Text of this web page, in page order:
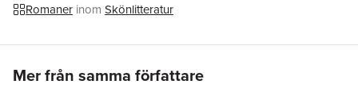
Romaner inom Skönlitteratur
Mer från samma författare